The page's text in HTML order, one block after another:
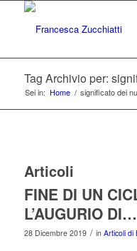
Tag Archivio per:
Sei in: Home / significato dei
Articoli
FINE DI UN
L’AUGURIO DI…
28 Dicembre 2019 / in Articoli di